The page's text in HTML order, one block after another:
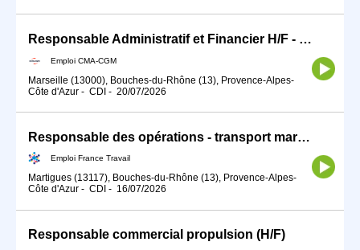
Responsable Administratif et Financier H/F - Marseille
Emploi CMA-CGM
Marseille (13000), Bouches-du-Rhône (13), Provence-Alpes-
Côte d'Azur - CDI - 20/07/2026
Responsable des opérations - transport maritime H/F
Emploi France Travail
Martigues (13117), Bouches-du-Rhône (13), Provence-Alpes-
Côte d'Azur - CDI - 16/07/2026
Responsable commercial propulsion (H/F)